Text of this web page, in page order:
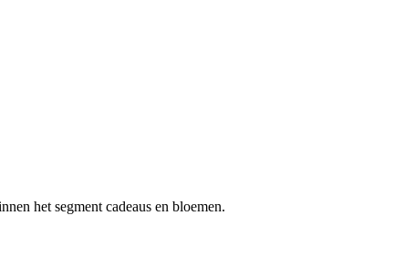
het segment cadeaus en bloemen.